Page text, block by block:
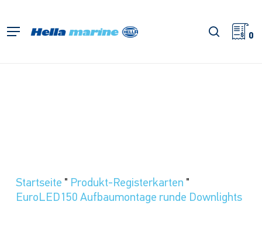
springen
Menü Suche
0
Startseite " Produkt-Registerkarten "
EuroLED150 Aufbaumontage runde Downlights